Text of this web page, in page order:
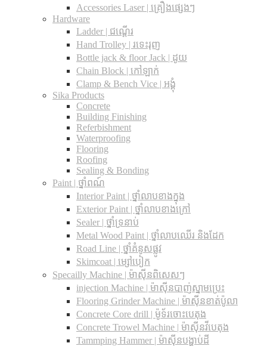
Accessories Laser | គ្រឿងផ្សេងៗ
Hardware
Ladder | ជណ្តើរ
Hand Trolley | រទេះរុញ
Bottle jack & floor Jack​ | ដូយ
Chain Block | កៅឡាក់
Clamp & Bench Vice | អង្គុំ
Sika Products
Concrete
Building Finishing
Referbishment
Waterproofing
Flooring
Roofing
Sealing & Bonding
Paint | ថ្នាំពណ៍
Interior Paint | ថ្នាំលាបខាងក្នុង
Exterior Paint | ថ្នាំលាបខាងក្រៅ
Sealer | ថ្នាំទ្រនាប់
Metal Wood Paint | ថ្នាំលាបឈើរ និងដែក
Road Line | ថ្នាំគំនូសផ្លូវ
Skimcoat | ម្សៅបៀក
Specailly Machine | ម៉ាស៊ីនពិសេសៗ
injection Machine | ម៉ាស៊ីនបាញ់ស្នាមប្រេះ
Flooring Grinder Machine | ម៉ាស៊ីនខាត់ប៉ូលា
Concrete Core drill | ម៉ូទ័រចោះបេតុង
Concrete Trowel Machine | ម៉ាស៊ីនវីបេតុង
Tammping Hammer | ម៉ាស៊ីនបង្ហាប់ដី